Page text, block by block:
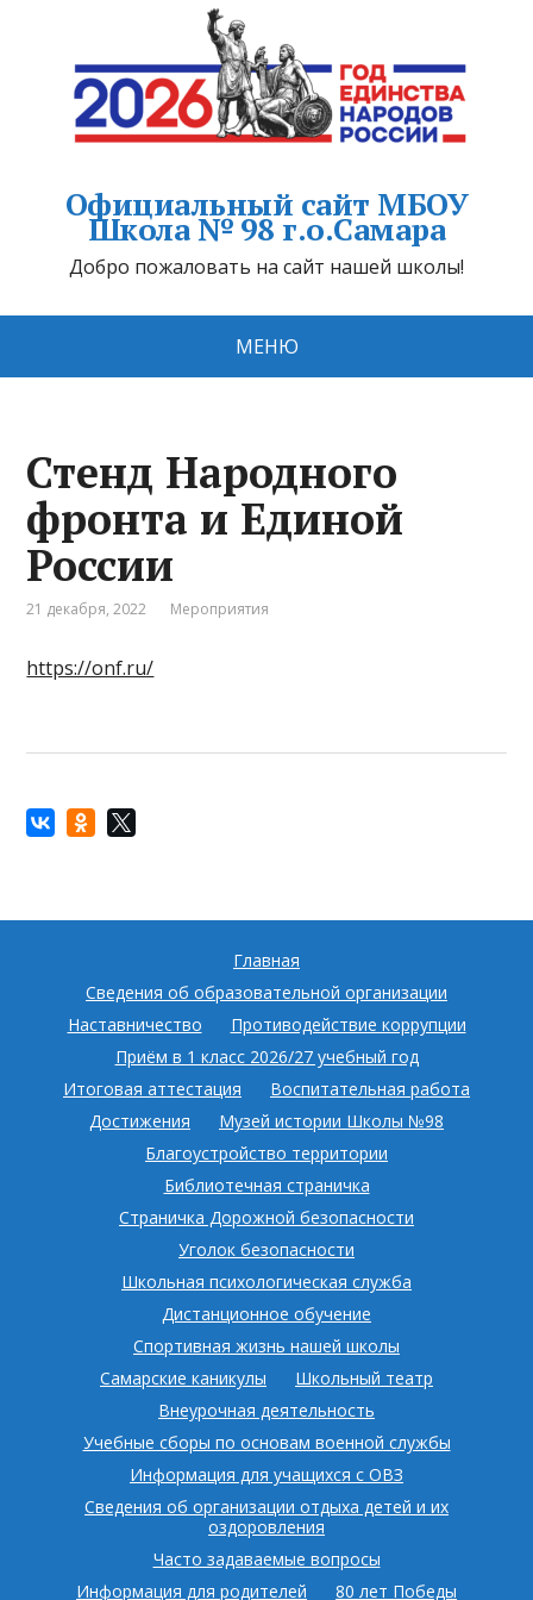
Официальный сайт МБОУ
Школа № 98 г.о.Самара
Добро пожаловать на сайт нашей школы!
МЕНЮ
Стенд Народного
фронта и Единой
России
21 декабря, 2022 Мероприятия
https://onf.ru/
Главная
Сведения об образовательной организации
Наставничество
Противодействие коррупции
Приём в 1 класс 2026/27 учебный год
Итоговая аттестация
Воспитательная работа
Достижения
Музей истории Школы №98
Благоустройство территории
Библиотечная страничка
Страничка Дорожной безопасности
Уголок безопасности
Школьная психологическая служба
Дистанционное обучение
Спортивная жизнь нашей школы
Самарские каникулы
Школьный театр
Внеурочная деятельность
Учебные сборы по основам военной службы
Информация для учащихся с ОВЗ
Сведения об организации отдыха детей и их
оздоровления
Часто задаваемые вопросы
Информация для родителей
80 лет Победы